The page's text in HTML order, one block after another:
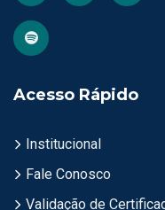
Acesso Rápido
Institucional
Fale Conosco
Validação de